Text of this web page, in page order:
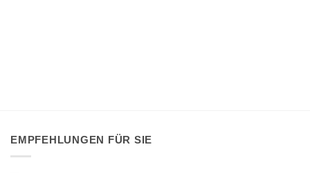
EMPFEHLUNGEN FÜR SIE